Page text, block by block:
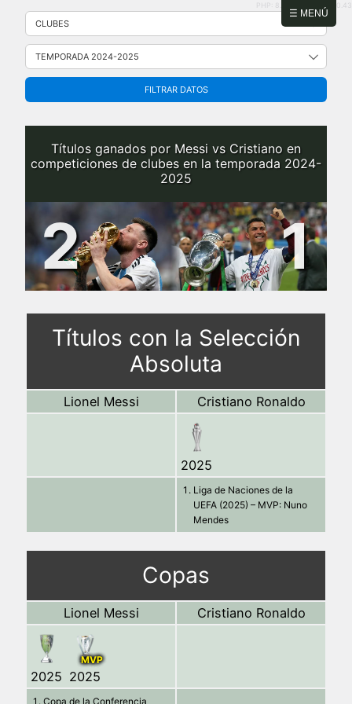
☰ MENÚ
Saltar
contenido
PHP: 8.2.31 | MySQL: 8.0.43
FILTRAR DATOS
Títulos ganados por Messi vs Cristiano en
competiciones de clubes en la temporada 2024-
2025
2 1
Títulos con la Selección
Absoluta
Lionel Messi Cristiano Ronaldo
2025
Liga de Naciones de la
UEFA (2025) – MVP: Nuno
Mendes
Copas
Lionel Messi Cristiano Ronaldo
2025
MVP
2025
Copa de la Conferencia